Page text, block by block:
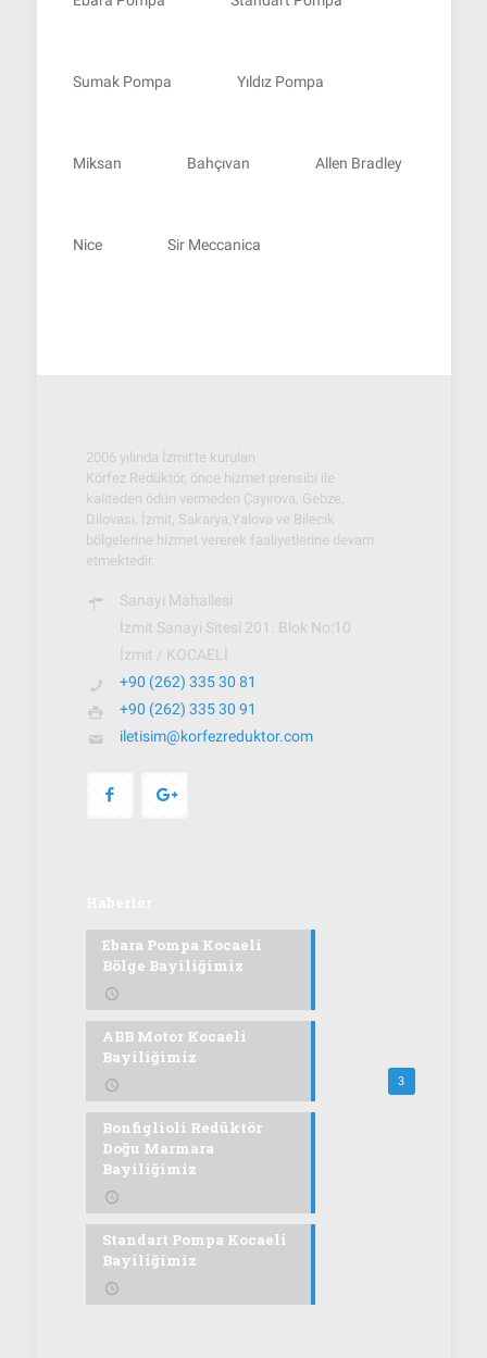
Sumak Pompa Yıldız Pompa
Miksan Bahçıvan Allen Bradley
Nice Sir Meccanica
2006 yılında İzmit'te kurulan
Körfez Redüktör, önce hizmet prensibi ile
kaliteden ödün vermeden Çayırova, Gebze,
Dilovası, İzmit, Sakarya,Yalova ve Bilecik
bölgelerine hizmet vererek faaliyetlerine devam
etmektedir.
Sanayi Mahallesi
İzmit Sanayi Sitesi 201. Blok No:10
İzmit / KOCAELİ
+90 (262) 335 30 81
+90 (262) 335 30 91
iletisim@korfezreduktor.com
Ebara Pompa Kocaeli
Bölge Bayiliğimiz
3
ABB Motor Kocaeli
Bayiliğimiz
Bonfiglioli Redüktör
Doğu Marmara
Bayiliğimiz
Standart Pompa Kocaeli
Bayiliğimiz